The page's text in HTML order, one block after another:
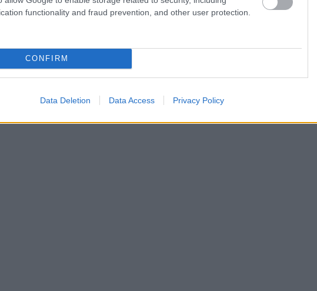
functionality and fraud prevention, and other user protection.
CONFIRM
Data Deletion Data Access Privacy Policy